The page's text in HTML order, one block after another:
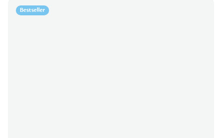
Bestseller